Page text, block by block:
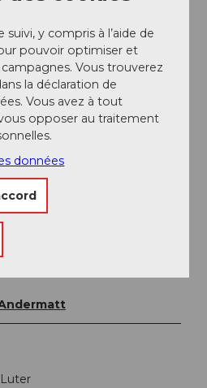
/ Liens
Gütsch-Express
Andermatt+Sedrun+Disentis
n’hésite pas à
GmbH
y compris à l’aide de
pouvoir optimiser et
Vous trouverez
la déclaration de
Vous avez à tout
opposer au traitement
données